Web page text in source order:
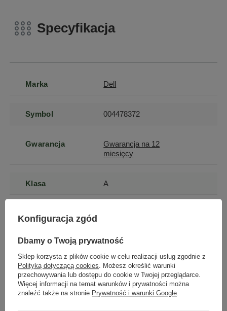
Specyfikacja
Marka Dell
Symbol 004478372
Gwarancja
Gwarancja na 12
miesięcy
Klasa A
Szerokość
produktu
Wysokość
produktu
5
Głębokość
20
Konfiguracja zgód
Dbamy o Twoją prywatność
Sklep korzysta z plików cookie w celu realizacji usług zgodnie z
Polityką dotyczącą cookies. Możesz określić warunki
przechowywania lub dostępu do cookie w Twojej przeglądarce.
Więcej informacji na temat warunków i prywatności można
znaleźć także na stronie Prywatność i warunki Google.